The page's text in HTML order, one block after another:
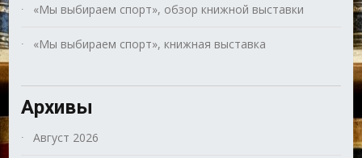
«Мы выбираем спорт», обзор книжной выставки
«Мы выбираем спорт», книжная выставка
Архивы
Август 2026